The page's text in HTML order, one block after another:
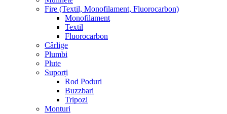
Fire (Textil, Monofilament, Fluorocarbon)
Monofilament
Textil
Fluorocarbon
Cârlige
Plumbi
Plute
Suporți
Rod Poduri
Buzzbari
Tripozi
Monturi